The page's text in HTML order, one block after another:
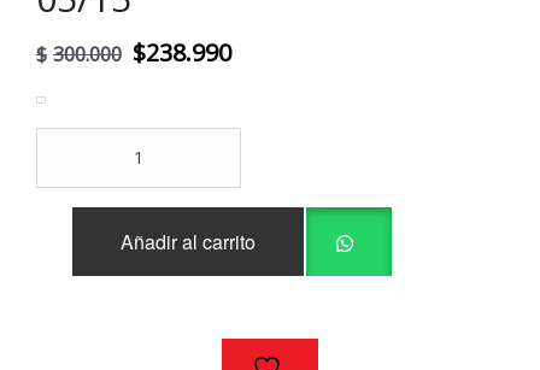
$ 300.000 El
original
era:
$300.000.
$238.990El
actual
$238.990.
TOYOTA
FORTUNER
Añadir al carrito